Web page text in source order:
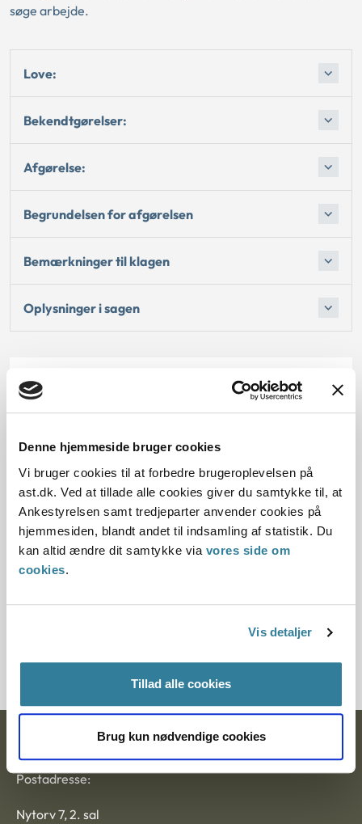
Denne hjemmeside bruger cookies
Vi bruger cookies til at forbedre brugeroplevelsen på
ast.dk. Ved at tillade alle cookies giver du samtykke til, at
Ankestyrelsen samt tredjeparter anvender cookies på
hjemmesiden, blandt andet til indsamling af statistik. Du
kan altid ændre dit samtykke via vores side om
cookies.
Vis detaljer
Tillad alle cookies
Brug kun nødvendige cookies
søge arbejde.
Love:
Bekendtgørelser:
Afgørelse:
Begrundelsen for afgørelsen
Bemærkninger til klagen
Oplysninger i sagen
Dato for underskrift
Offentliggørelsesdato
10.07.2013
Paragraf
§ 100
Ankestyrelsen
Postadresse:
Nytorv 7, 2. sal